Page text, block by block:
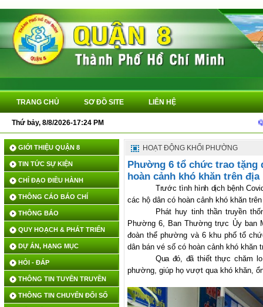
TRANG CHỦ SƠ ĐỒ SITE LIÊN HỆ
Thứ bảy, 8/8/2026-17:24 PM QUYẾT
GIỚI THIỆU QUẬN 8
TIN TỨC SỰ KIỆN
CHỈ ĐẠO ĐIỀU HÀNH
THÔNG CÁO BÁO CHÍ
THÔNG BÁO
QUY HOẠCH & PHÁT TRIỂN
DỰ ÁN, HẠNG MỤC
HỎI - ĐÁP
THÔNG TIN TUYÊN TRUYỀN
THÔNG TIN CHUYỂN ĐỔI SỐ
HOẠT ĐỘNG KHỐI PHƯỜNG
Phường 6 tổ chức trao tặng
hoàn cảnh khó khăn trên
Trước tình hình dịch bệnh
các hộ dân có hoàn cảnh khó khăn
Phát huy tinh thần truyền
Phường 6, Ban Thường trực Ủy ban
đoàn thể phường và 6 khu phố tổ
dân bán vé số có hoàn cảnh khó khăn
Qua đó, đã thiết thực chăm
phường, giúp họ vượt qua khó khăn,